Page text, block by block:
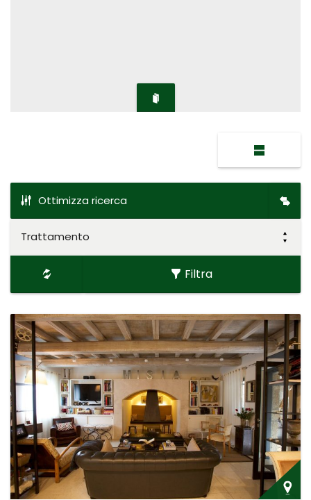
Ottimizza ricerca
Trattamento
Filtra